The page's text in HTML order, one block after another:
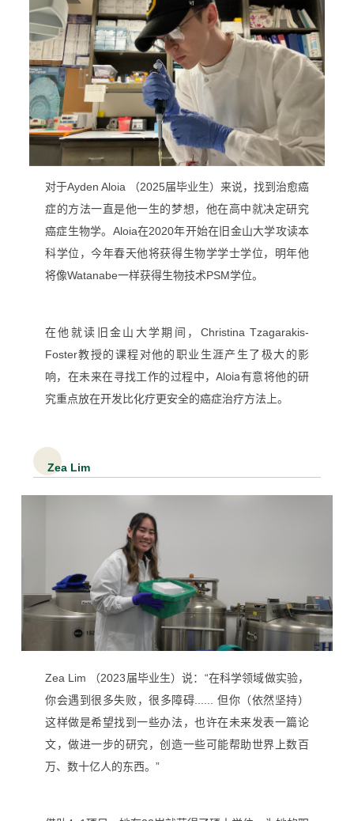
对于Ayden Aloia （2025届毕业生）来说，找到治愈癌
症的方法一直是他一生的梦想，他在高中就决定研究
癌症生物学。Aloia在2020年开始在旧金山大学攻读本
科学位，今年春天他将获得生物学学士学位，明年他
将像Watanabe一样获得生物技术PSM学位。
在他就读旧金山大学期间，Christina Tzagarakis-
Foster教授的课程对他的职业生涯产生了极大的影
响，在未来在寻找工作的过程中，Aloia有意将他的研
究重点放在开发比化疗更安全的癌症治疗方法上。
Zea Lim
Zea Lim （2023届毕业生）说：“在科学领域做实验，
你会遇到很多失败，很多障碍...... 但你（依然坚持）
这样做是希望找到一些办法，也许在未来发表一篇论
文，做进一步的研究，创造一些可能帮助世界上数百
万、数十亿人的东西。”